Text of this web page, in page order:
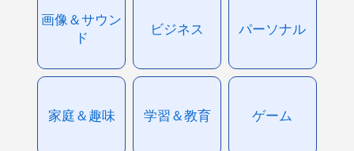
画像＆サウン
ド
ビジネス パーソナル
家庭＆趣味 学習＆教育 ゲーム